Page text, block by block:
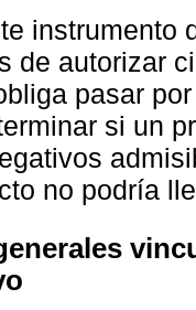
instrumento
de autorizar
pasar
si un
no podría